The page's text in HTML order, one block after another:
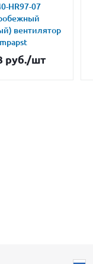
HR97-07
вентилятор
руб./шт